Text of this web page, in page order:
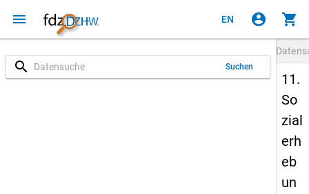
menu EN account_circle shopping_cart
search Suchen
11.
So
zial
erh
eb
un